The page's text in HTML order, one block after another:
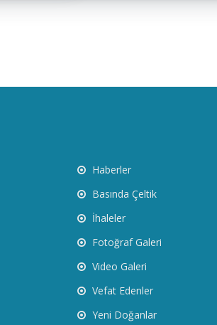
Haberler
Basında Çeltik
İhaleler
Fotoğraf Galeri
Video Galeri
Vefat Edenler
Yeni Doğanlar